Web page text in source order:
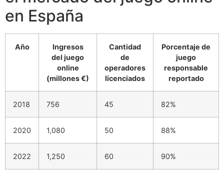
en España
Año
Ingresos
del juego
online
(millones €)
Cantidad
de
operadores
licenciados
Porcentaje de
juego
responsable
reportado
2018 756 45 82%
2020 1,080 50 88%
2022 1,250 60 90%